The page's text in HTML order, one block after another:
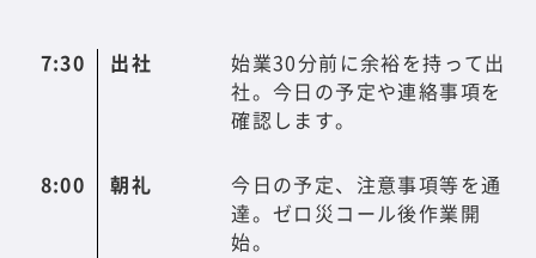
7:30 出社
始業30分前に余裕を持って出
社。今日の予定や連絡事項を
確認します。
8:00 朝礼
今日の予定、注意事項等を通
達。ゼロ災コール後作業開
始。